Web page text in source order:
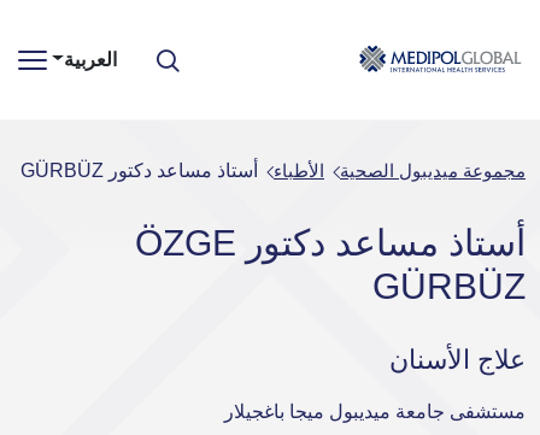
العربية
مجموعة ميديبول الصحية الأطباء أستاذ مساعد دكتور ÖZGE GÜRBÜZ
أستاذ مساعد دكتور ÖZGE
GÜRBÜZ
علاج الأسنان
مستشفى جامعة ميديبول ميجا باغجيلار